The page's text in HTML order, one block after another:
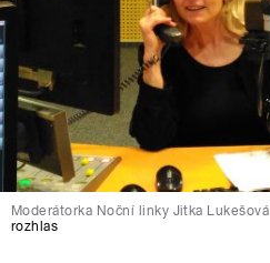
Moderátorka Noční linky Jitka Lukešová
rozhlas